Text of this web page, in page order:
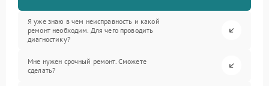
Я уже знаю в чем неисправность и какой
ремонт необходим. Для чего проводить
диагностику?
Мне нужен срочный ремонт. Сможете
сделать?